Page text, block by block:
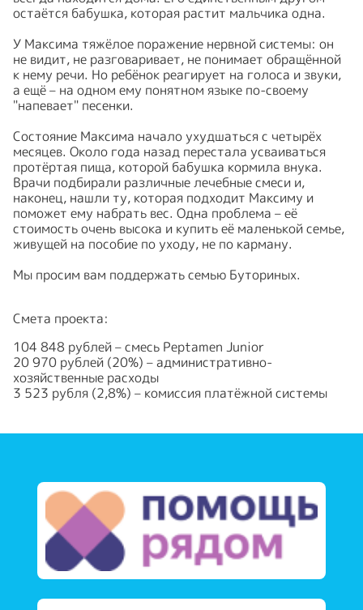
остаётся бабушка, которая растит мальчика одна.
У Максима тяжёлое поражение нервной системы: он
не видит, не разговаривает, не понимает обращённой
к нему речи. Но ребёнок реагирует на голоса и звуки,
а ещё – на одном ему понятном языке по-своему
"напевает" песенки.
Состояние Максима начало ухудшаться с четырёх
месяцев. Около года назад перестала усваиваться
протёртая пища, которой бабушка кормила внука.
Врачи подбирали различные лечебные смеси и,
наконец, нашли ту, которая подходит Максиму и
поможет ему набрать вес. Одна проблема – её
стоимость очень высока и купить её маленькой семье,
живущей на пособие по уходу, не по карману.
Мы просим вам поддержать семью Буториных.
Смета проекта:
104 848 рублей – смесь Peptamen Junior
20 970 рублей (20%) – административно-
хозяйственные расходы
3 523 рубля (2,8%) – комиссия платёжной системы